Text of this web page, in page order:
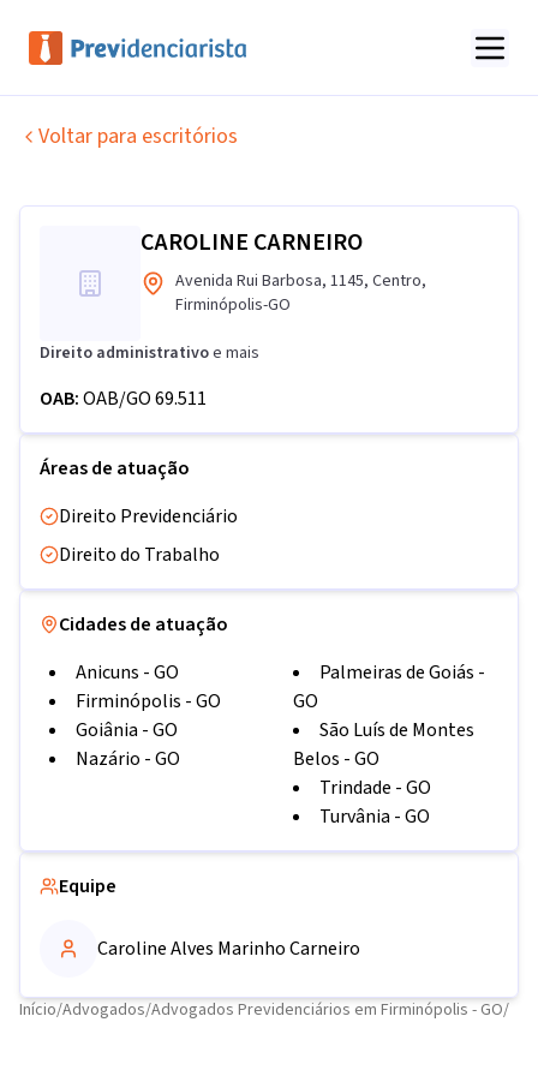
Voltar para escritórios
CAROLINE CARNEIRO
Avenida Rui Barbosa,1145,Centro,
Firminópolis-GO
Direito administrativoe mais
OAB:OAB/GO 69.511
Áreas de atuação
Direito Previdenciário
Direito do Trabalho
Cidades de atuação
Anicuns -GO
Firminópolis -GO
Goiânia -GO
Nazário -GO
Palmeiras de Goiás -
GO
São Luís de Montes
Belos -GO
Trindade -GO
Turvânia -GO
Equipe
Caroline Alves Marinho Carneiro
Início/Advogados/Advogados Previdenciários em Firminópolis - GO/